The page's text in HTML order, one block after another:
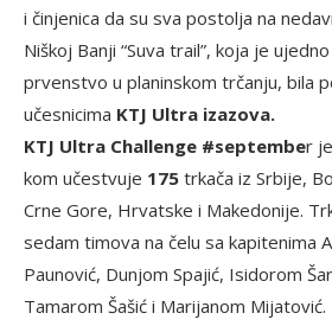
i činjenica da su sva postolja na
Niškoj Banji “Suva trail”, koja je
prvenstvo u planinskom trčanju, bila
učesnicima KTJ Ultra izazova.
KTJ Ultra Challenge #september
kom učestvuje 175 trkača iz Srbije,
Crne Gore, Hrvatske i Makedonije.
sedam timova na čelu sa kapitenima
Paunović, Dunjom Spajić, Isidorom
Tamarom Šašić i Marijanom Mijatović.